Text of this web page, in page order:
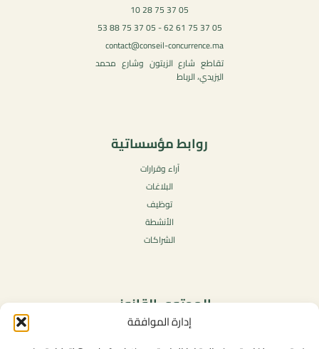
إدارة الموافقة
05 37 75 28 10
05 37 75 61 62 - 05 37 75 88 53
contact@conseil-concurrence.ma
تقاطع شارع الزيتون وشارع محمد
اليزيدي، الرباط
روابط مؤسساتية
آراء وقرارات
البلاغات
توظيف
الأنشطة
الشراكات
المحتوى القانوني
سياسة الخصوصية